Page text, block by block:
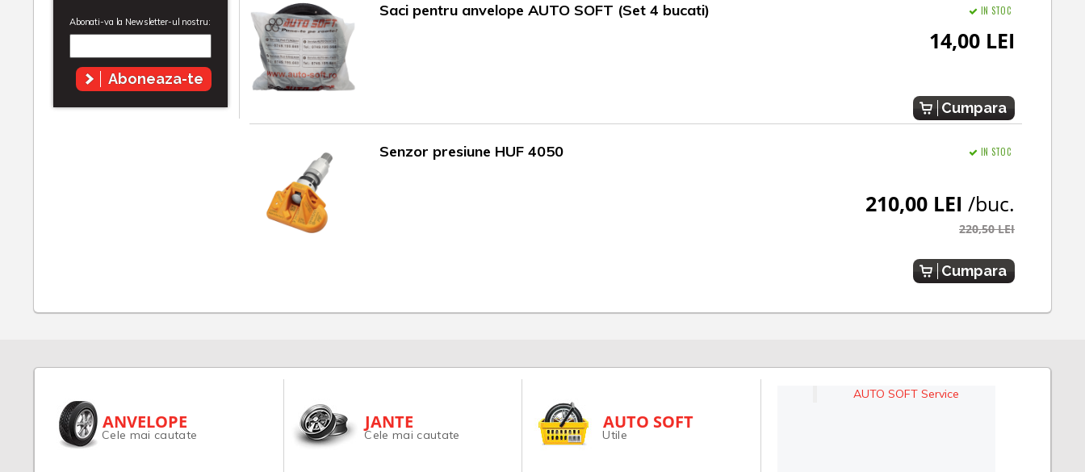
Abonati-va la Newsletter-ul nostru:
Aboneaza-te
Saci pentru anvelope AUTO SOFT (Set 4 bucati) IN STOC
14,00 LEI
Cumpara
Senzor presiune HUF 4050 IN STOC
210,00 LEI /buc.
220,50 LEI
Cumpara
ANVELOPE
Cele mai cautate
JANTE
Cele mai cautate
AUTO SOFT
Utile
AUTO SOFT Service